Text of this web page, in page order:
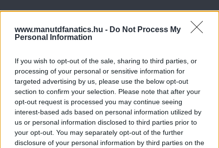
www.manutdfanatics.hu - Do Not Process My
Personal Information
If you wish to opt-out of the sale, sharing to third parties, or
processing of your personal or sensitive information for
targeted advertising by us, please use the below opt-out
section to confirm your selection. Please note that after your
opt-out request is processed you may continue seeing
interest-based ads based on personal information utilized by
us or personal information disclosed to third parties prior to
your opt-out. You may separately opt-out of the further
disclosure of your personal information by third parties on the
Meccs Center